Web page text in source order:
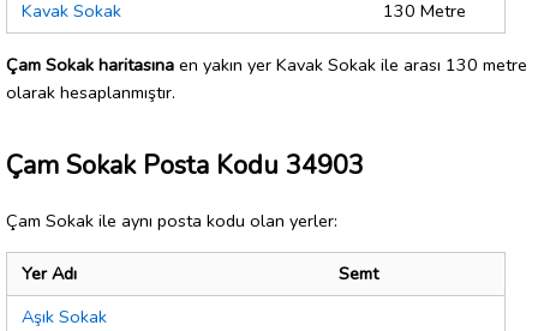
Kavak Sokak
130 Metre
Çam Sokak haritasına en yakın yer Kavak Sokak ile arası 130 metre
olarak hesaplanmıştır.
Çam Sokak Posta Kodu 34903
Çam Sokak ile aynı posta kodu olan yerler:
Yer Adı
Semt
Aşık Sokak